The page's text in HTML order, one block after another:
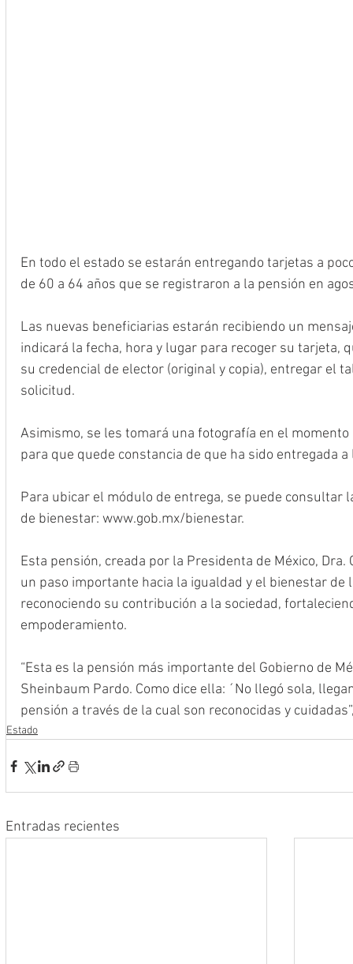
En todo el estado se estarán entregando tarjetas a
de 60 a 64 años que se registraron a la pensión en
Las nuevas beneficiarias estarán recibiendo un
indicará la fecha, hora y lugar para recoger su tarjeta,
su credencial de elector (original y copia), entregar el
solicitud.
Asimismo, se les tomará una fotografía en el
para que quede constancia de que ha sido entregada
Para ubicar el módulo de entrega, se puede consultar
de bienestar: www.gob.mx/bienestar.
Esta pensión, creada por la Presidenta de México,
un paso importante hacia la igualdad y el bienestar de
reconociendo su contribución a la sociedad,
empoderamiento.
“Esta es la pensión más importante del Gobierno de
Sheinbaum Pardo. Como dice ella: ´No llegó sola,
pensión a través de la cual son reconocidas y
Estado
Entradas recientes